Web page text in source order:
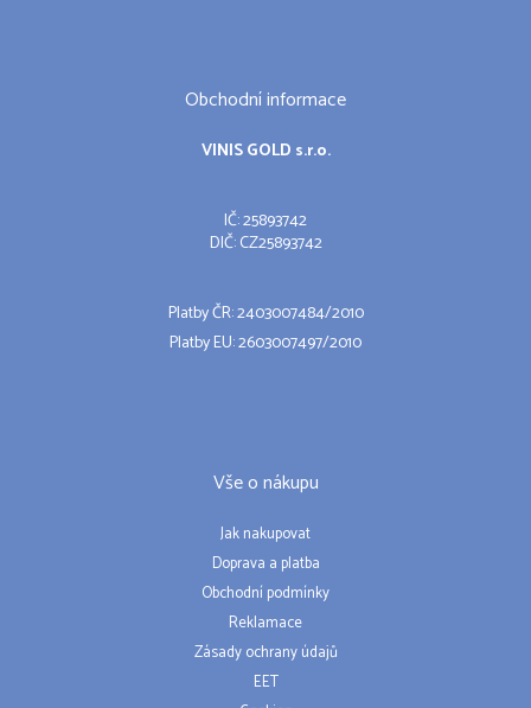
Obchodní informace
VINIS GOLD s.r.o.
IČ: 25893742
DIČ: CZ25893742
Platby ČR: 2403007484/2010
Platby EU: 2603007497/2010
Vše o nákupu
Jak nakupovat
Doprava a platba
Obchodní podmínky
Reklamace
Zásady ochrany údajů
EET